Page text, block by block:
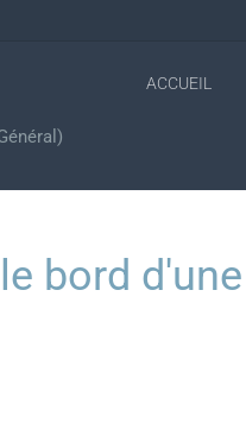
ACCUEIL
bord d'une